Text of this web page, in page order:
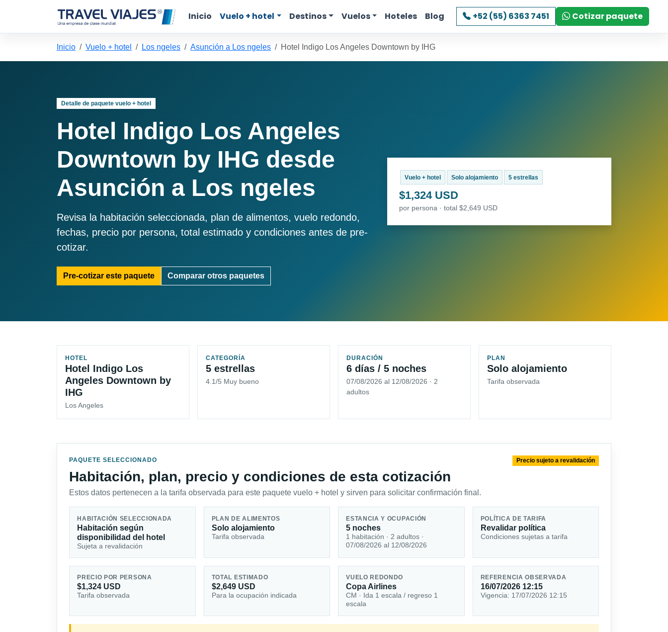
Inicio Vuelo + hotel Destinos Vuelos Hoteles Blog +52 (55) 6363 7451 Cotizar paquete
Inicio Vuelo + hotel Los ngeles Asunción a Los ngeles Hotel Indigo Los Angeles Downtown by IHG
Detalle de paquete vuelo + hotel
Hotel Indigo Los Angeles
Downtown by IHG desde
Asunción a Los ngeles
Revisa la habitación seleccionada, plan de alimentos, vuelo redondo,
fechas, precio por persona, total estimado y condiciones antes de pre-
cotizar.
Pre-cotizar este paquete Comparar otros paquetes
Vuelo + hotel Solo alojamiento 5 estrellas
$1,324 USD
por persona · total $2,649 USD
HOTEL
Hotel Indigo Los
Angeles Downtown by
IHG
Los Angeles
CATEGORÍA
5 estrellas
4.1/5 Muy bueno
DURACIÓN
6 días / 5 noches
07/08/2026 al 12/08/2026 · 2
adultos
PLAN
Solo alojamiento
Tarifa observada
PAQUETE SELECCIONADO
Habitación, plan, precio y condiciones de esta cotización
Estos datos pertenecen a la tarifa observada para este paquete vuelo + hotel y sirven para solicitar confirmación final.
Precio sujeto a revalidación
HABITACIÓN SELECCIONADA
Habitación según
disponibilidad del hotel
Sujeta a revalidación
PLAN DE ALIMENTOS
Solo alojamiento
Tarifa observada
ESTANCIA Y OCUPACIÓN
5 noches
1 habitación · 2 adultos ·
07/08/2026 al 12/08/2026
POLÍTICA DE TARIFA
Revalidar política
Condiciones sujetas a tarifa
PRECIO POR PERSONA
$1,324 USD
Tarifa observada
TOTAL ESTIMADO
$2,649 USD
Para la ocupación indicada
VUELO REDONDO
Copa Airlines
CM · Ida 1 escala / regreso 1
escala
REFERENCIA OBSERVADA
16/07/2026 12:15
Vigencia: 17/07/2026 12:15